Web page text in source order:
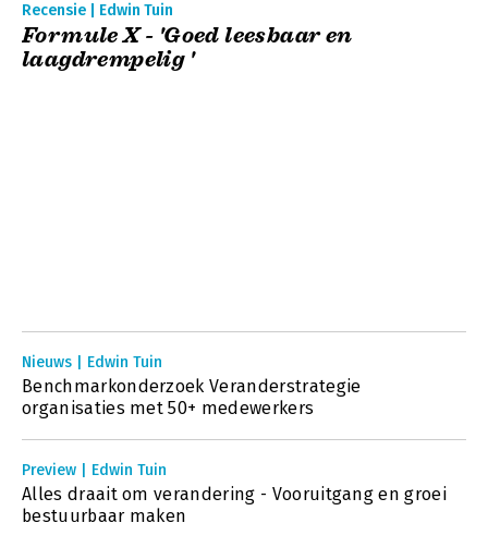
Recensie | Edwin Tuin
Formule X - 'Goed leesbaar en
laagdrempelig '
Nieuws | Edwin Tuin
Benchmarkonderzoek Veranderstrategie
organisaties met 50+ medewerkers
Preview | Edwin Tuin
Alles draait om verandering - Vooruitgang en groei
bestuurbaar maken